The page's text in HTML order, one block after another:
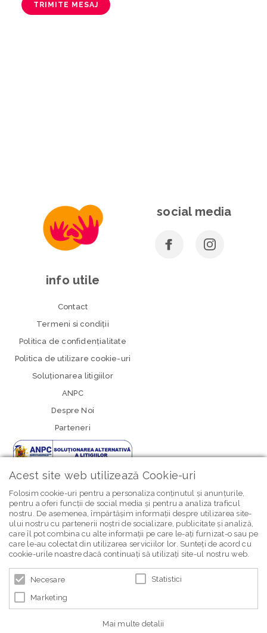
TRIMITE MESAJ
© 2026 BEBE BRANDS | POWERED BY
social media
info utile
Contact
Termeni si condiţii
Politica de confidenţialitate
Politica de utilizare cookie-uri
Soluționarea litigiilor
ANPC
Despre Noi
Parteneri
newsletter Bebe Brands
Acest site web utilizează Cookie-uri
Folosim cookie-uri pentru a personaliza conținutul și anunțurile,
pentru a oferi funcții de social media și pentru a analiza traficul
nostru. De asemenea, împărtășim informații despre utilizarea site-
ului nostru cu partenerii noștri de socializare, publicitate și analiză,
care îl pot combina cu alte informații pe care le-ați furnizat-o sau pe
care le-au colectat din utilizarea serviciilor lor. Sunteți de acord cu
cookie-urile noastre dacă continuați să utilizați site-ul nostru web.
Necesare Statistici
Marketing
Mai multe detalii